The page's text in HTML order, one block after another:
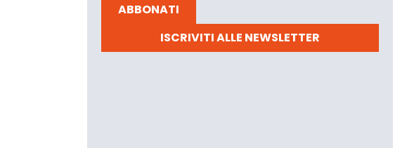
ABBONATI
ISCRIVITI ALLE NEWSLETTER